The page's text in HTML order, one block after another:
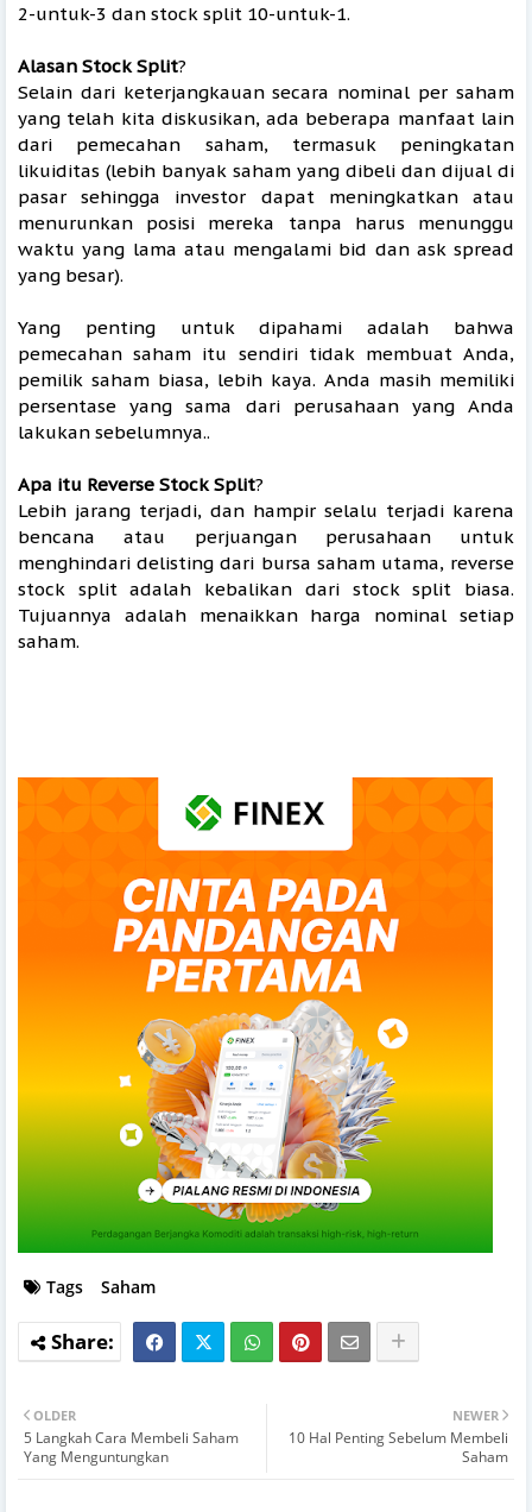
2-untuk-3 dan stock split 10-untuk-1.
Alasan Stock Split?
Selain dari keterjangkauan secara nominal per saham
yang telah kita diskusikan, ada beberapa manfaat lain
dari pemecahan saham, termasuk peningkatan
likuiditas (lebih banyak saham yang dibeli dan dijual di
pasar sehingga investor dapat meningkatkan atau
menurunkan posisi mereka tanpa harus menunggu
waktu yang lama atau mengalami bid dan ask spread
yang besar).
Yang penting untuk dipahami adalah bahwa
pemecahan saham itu sendiri tidak membuat Anda,
pemilik saham biasa, lebih kaya. Anda masih memiliki
persentase yang sama dari perusahaan yang Anda
lakukan sebelumnya..
Apa itu Reverse Stock Split?
Lebih jarang terjadi, dan hampir selalu terjadi karena
bencana atau perjuangan perusahaan untuk
menghindari delisting dari bursa saham utama, reverse
stock split adalah kebalikan dari stock split biasa.
Tujuannya adalah menaikkan harga nominal setiap
saham.
Tags Saham
NEWER
10 Hal Penting Sebelum Membeli
Saham
OLDER
5 Langkah Cara Membeli Saham
Yang Menguntungkan